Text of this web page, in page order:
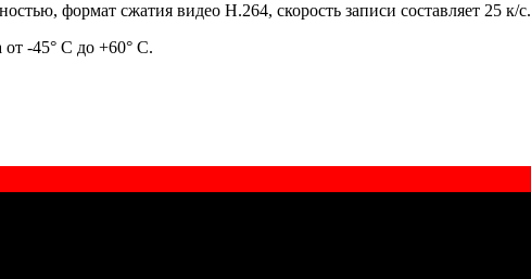
формат сжатия видео H.264, скорость записи составляет 25 к/с.
-45° С до +60° С.